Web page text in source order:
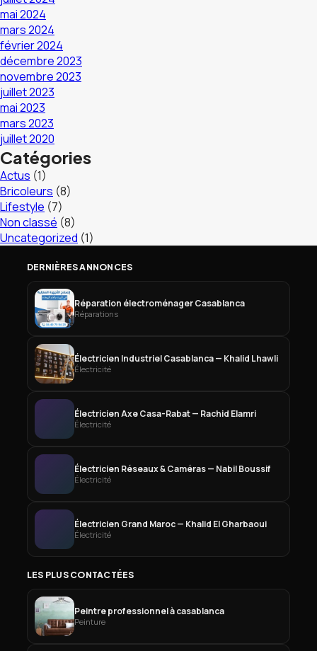
mai 2024
mars 2024
février 2024
décembre 2023
novembre 2023
juillet 2023
mai 2023
mars 2023
juillet 2020
Catégories
Actus (1)
Bricoleurs (8)
Lifestyle (7)
Non classé (8)
Uncategorized (1)
DERNIÈRES ANNONCES
Réparation électroménager Casablanca
Réparations
Électricien Industriel Casablanca — Khalid Lhawli
Électricité
Électricien Axe Casa-Rabat — Rachid Elamri
Électricité
Électricien Réseaux & Caméras — Nabil Boussif
Électricité
Électricien Grand Maroc — Khalid El Gharbaoui
Électricité
LES PLUS CONTACTÉES
Peintre professionnel à casablanca
Peinture